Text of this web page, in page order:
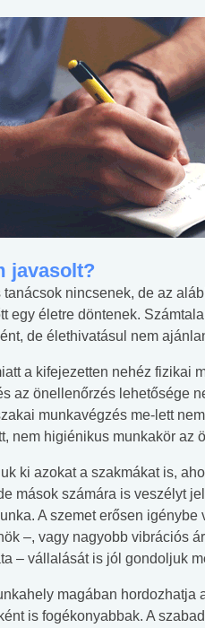
javasolt?
tanácsok nincsenek, de az
egy életre döntenek.
de élethivatásul nem
a kifejezetten nehéz fizikai
az önellenőrzés lehetősége
munkavégzés me-lett
nem higiénikus munkakör
ki azokat a szakmákat is,
mások számára is veszélyt
A szemet erősen
–, vagy nagyobb vibrációs
– vállalását is jól gondoljuk
magában hordozhatja
is fogékonyabbak. A